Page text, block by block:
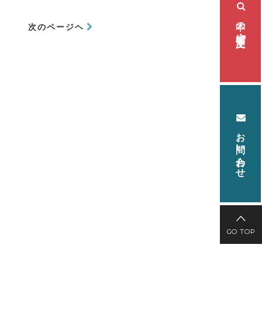
本の検索・注文
お問い合わせ
GO TOP
次のページヘ